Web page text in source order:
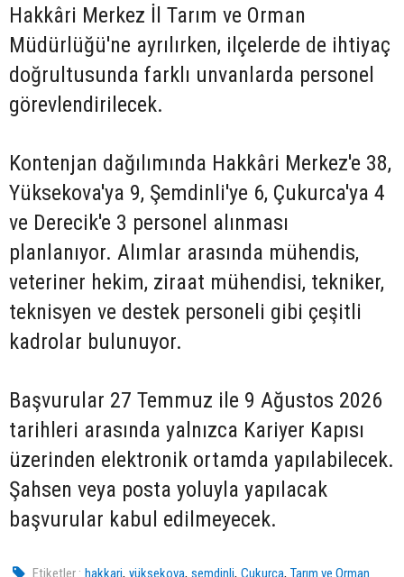
Hakkâri Merkez İl Tarım ve Orman
Müdürlüğü'ne ayrılırken, ilçelerde de ihtiyaç
doğrultusunda farklı unvanlarda personel
görevlendirilecek.
Kontenjan dağılımında Hakkâri Merkez'e 38,
Yüksekova'ya 9, Şemdinli'ye 6, Çukurca'ya 4
ve Derecik'e 3 personel alınması
planlanıyor. Alımlar arasında mühendis,
veteriner hekim, ziraat mühendisi, tekniker,
teknisyen ve destek personeli gibi çeşitli
kadrolar bulunuyor.
Başvurular 27 Temmuz ile 9 Ağustos 2026
tarihleri arasında yalnızca Kariyer Kapısı
üzerinden elektronik ortamda yapılabilecek.
Şahsen veya posta yoluyla yapılacak
başvurular kabul edilmeyecek.
Etiketler : hakkari,yüksekova,semdinli,Çukurca,Tarım ve Orman